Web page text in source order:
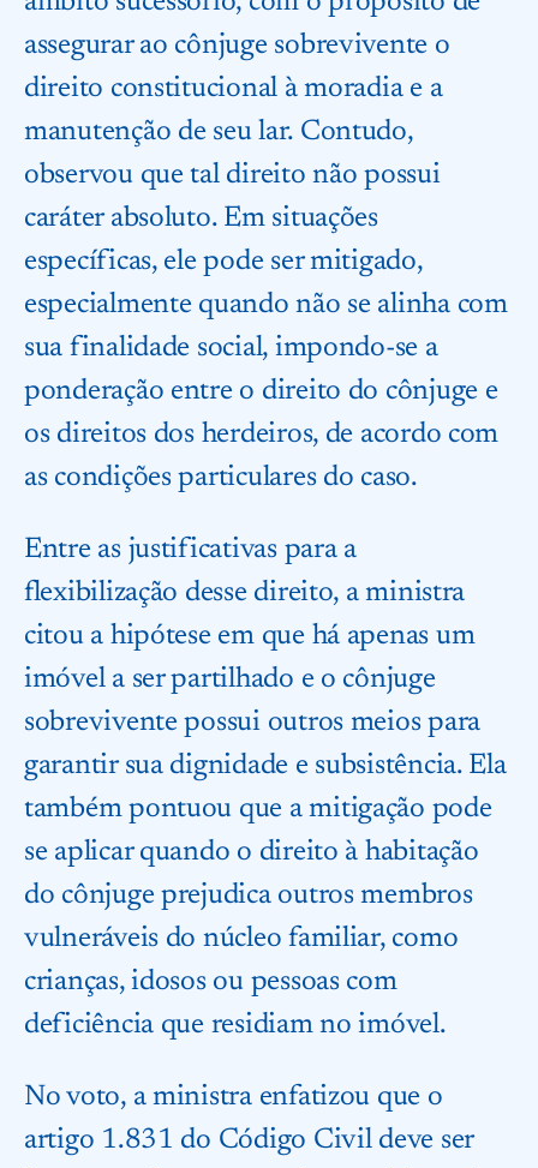
assegurar ao cônjuge sobrevivente o
direito constitucional à moradia e a
manutenção de seu lar. Contudo,
observou que tal direito não possui
caráter absoluto. Em situações
específicas, ele pode ser mitigado,
especialmente quando não se alinha com
sua finalidade social, impondo-se a
ponderação entre o direito do cônjuge e
os direitos dos herdeiros, de acordo com
as condições particulares do caso.
Entre as justificativas para a
flexibilização desse direito, a ministra
citou a hipótese em que há apenas um
imóvel a ser partilhado e o cônjuge
sobrevivente possui outros meios para
garantir sua dignidade e subsistência. Ela
também pontuou que a mitigação pode
se aplicar quando o direito à habitação
do cônjuge prejudica outros membros
vulneráveis do núcleo familiar, como
crianças, idosos ou pessoas com
deficiência que residiam no imóvel.
No voto, a ministra enfatizou que o
artigo 1.831 do Código Civil deve ser